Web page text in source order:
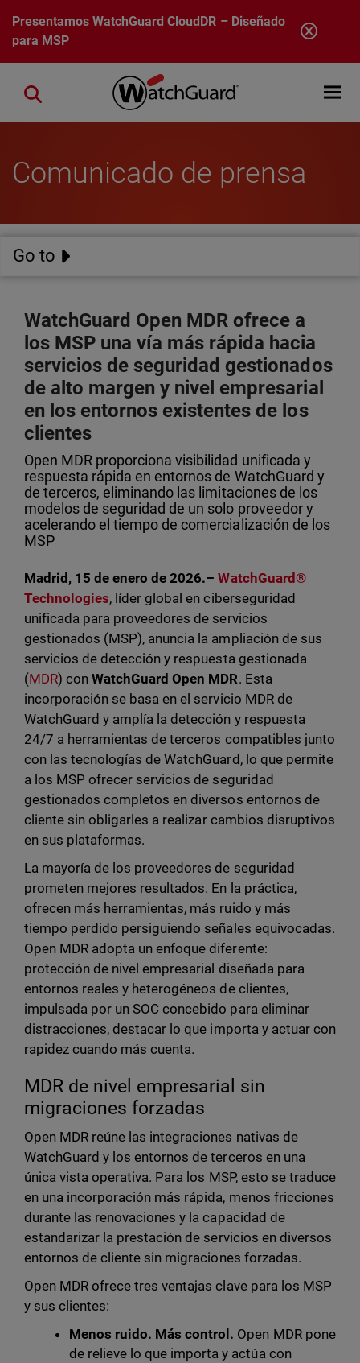
Pasar al contenido principal
PresentamosWatchGuard CloudDR – Diseñado
para MSP
Open
Close search
Comunicado de prensa
Go to
WatchGuard Open MDR ofrece a
los MSP una vía más rápida hacia
servicios de seguridad gestionados
de alto margen y nivel empresarial
en los entornos existentes de los
clientes
Open MDR proporciona visibilidad unificada y
respuesta rápida en entornos de WatchGuard y
de terceros, eliminando las limitaciones de los
modelos de seguridad de un solo proveedor y
acelerando el tiempo de comercialización de los
MSP
Madrid, 15 de enero de 2026.–WatchGuard®
Technologies, líder global en ciberseguridad
unificada para proveedores de servicios
gestionados (MSP), anuncia la ampliación de sus
servicios de detección y respuesta gestionada
(MDR) conWatchGuard Open MDR. Esta
incorporación se basa en el servicio MDR de
WatchGuard y amplía la detección y respuesta
24/7 a herramientas de terceros compatibles junto
con las tecnologías de WatchGuard, lo que permite
a los MSP ofrecer servicios de seguridad
gestionados completos en diversos entornos de
cliente sin obligarles a realizar cambios disruptivos
en sus plataformas.
La mayoría de los proveedores de seguridad
prometen mejores resultados. En la práctica,
ofrecen más herramientas, más ruido y más
tiempo perdido persiguiendo señales equivocadas.
Open MDR adopta un enfoque diferente:
protección de nivel empresarial diseñada para
entornos reales y heterogéneos de clientes,
impulsada por un SOC concebido para eliminar
distracciones, destacar lo que importa y actuar con
rapidez cuando más cuenta.
MDR de nivel empresarial sin
migraciones forzadas
Open MDR reúne las integraciones nativas de
WatchGuard y los entornos de terceros en una
única vista operativa. Para los MSP, esto se traduce
en una incorporación más rápida, menos fricciones
durante las renovaciones y la capacidad de
estandarizar la prestación de servicios en diversos
entornos de cliente sin migraciones forzadas.
Open MDR ofrece tres ventajas clave para los MSP
y sus clientes:
Menos ruido. Más control. Open MDR pone
de relieve lo que importa y actúa con